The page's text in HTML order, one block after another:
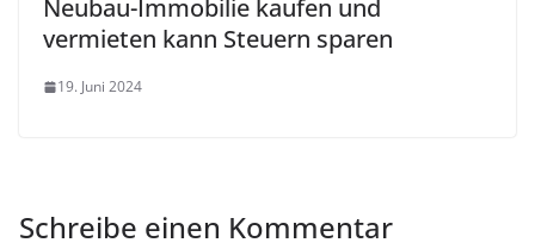
Neubau-Immobilie kaufen und
vermieten kann Steuern sparen
19. Juni 2024
Schreibe einen Kommentar